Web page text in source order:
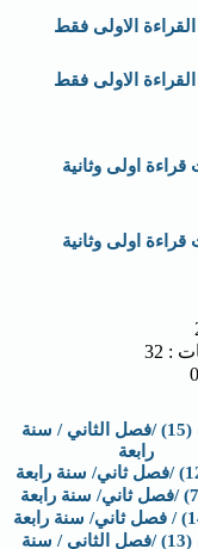
الاولى فقط
الاولى فقط
اولى وثانية
اولى وثانية
32
الجلسة (15) /فصل الثاني / سنة
رابعة
الجلسة (13) /فصل الثاني / سنة